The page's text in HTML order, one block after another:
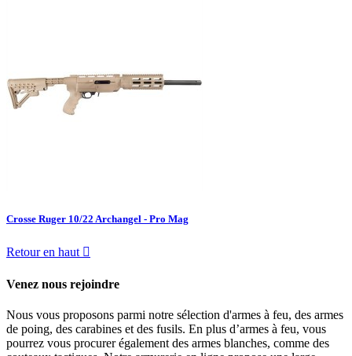
Crosse Ruger 10/22 Archangel - Pro Mag
Retour en haut 
Venez nous rejoindre
Nous vous proposons parmi notre sélection d'armes à feu, des armes
de poing, des carabines et des fusils. En plus d’armes à feu, vous
pourrez vous procurer également des armes blanches, comme des